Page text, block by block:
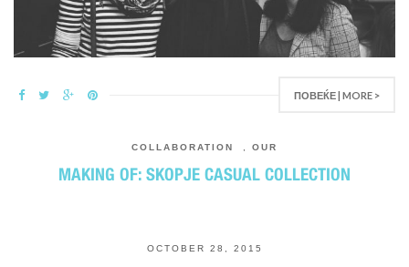
ПОВЕЌЕ | MORE >
COLLABORATION OUR
MAKING OF: SKOPJE CASUAL COLLECTION
OCTOBER 28, 2015